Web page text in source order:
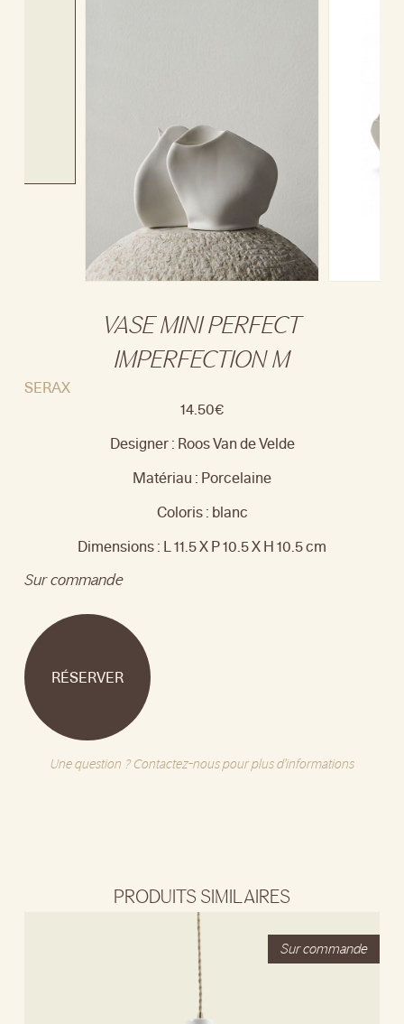
VASE MINI PERFECT
IMPERFECTION M
SERAX
14.50€
Designer : Roos Van de Velde
Matériau : Porcelaine
Coloris : blanc
Dimensions : L 11.5 X P 10.5 X H 10.5 cm
Sur commande
RÉSERVER
Une question ? Contactez-nous pour plus d'informations
PRODUITS SIMILAIRES